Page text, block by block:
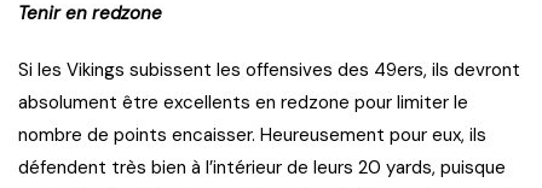
Tenir en redzone
Si les Vikings subissent les offensives des 49ers, ils devront
absolument être excellents en redzone pour limiter le
nombre de points encaisser. Heureusement pour eux, ils
défendent très bien à l’intérieur de leurs 20 yards, puisque